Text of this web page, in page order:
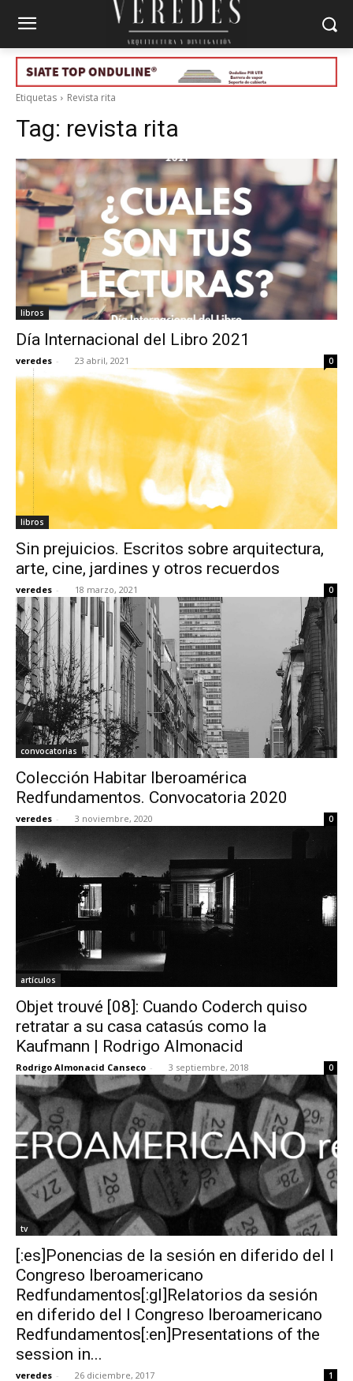
Etiquetas Revista rita
Tag: revista rita
libros
Día Internacional del Libro 2021
veredes - 23 abril, 2021 0
libros
Sin prejuicios. Escritos sobre arquitectura,
arte, cine, jardines y otros recuerdos
veredes - 18 marzo, 2021 0
convocatorias
Colección Habitar Iberoamérica
Redfundamentos. Convocatoria 2020
veredes - 3 noviembre, 2020 0
artículos
Objet trouvé [08]: Cuando Coderch quiso
retratar a su casa catasús como la
Kaufmann | Rodrigo Almonacid
Rodrigo Almonacid Canseco - 3 septiembre, 2018 0
tv
[:es]Ponencias de la sesión en diferido del I
Congreso Iberoamericano
Redfundamentos[:gl]Relatorios da sesión
en diferido del I Congreso Iberoamericano
Redfundamentos[:en]Presentations of the
session in...
veredes - 26 diciembre, 2017 1